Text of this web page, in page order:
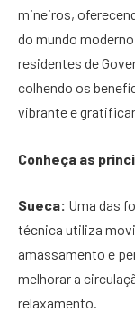
mineiros,
do mundo
residentes de
colhendo os
vibrante e
Conheça as
Sueca: Uma das
técnica utiliza
amassamento e
melhorar a
relaxamento.